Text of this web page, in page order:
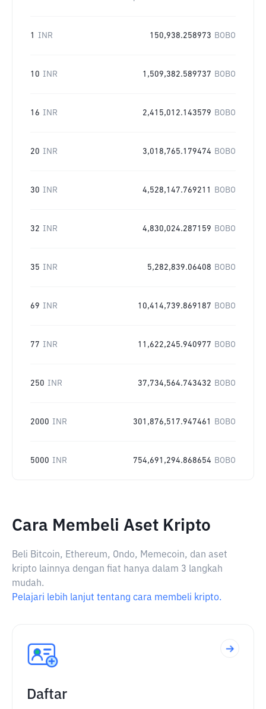
1 INR 150,938.258973 BOBO
10 INR 1,509,382.589737 BOBO
16 INR 2,415,012.143579 BOBO
20 INR 3,018,765.179474 BOBO
30 INR 4,528,147.769211 BOBO
32 INR 4,830,024.287159 BOBO
35 INR 5,282,839.06408 BOBO
69 INR 10,414,739.869187 BOBO
77 INR 11,622,245.940977 BOBO
250 INR 37,734,564.743432 BOBO
2000 INR 301,876,517.947461 BOBO
5000 INR 754,691,294.868654 BOBO
Cara Membeli Aset Kripto
Beli Bitcoin, Ethereum, Ondo, Memecoin, dan aset
kripto lainnya dengan fiat hanya dalam 3 langkah
mudah.
Pelajari lebih lanjut tentang cara membeli kripto.
Daftar